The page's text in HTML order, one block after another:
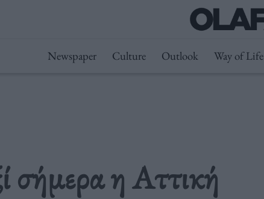
Newspaper Culture Outlook Way of Life
σήμερα η Αττική